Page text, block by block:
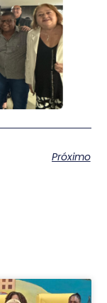
Próximo